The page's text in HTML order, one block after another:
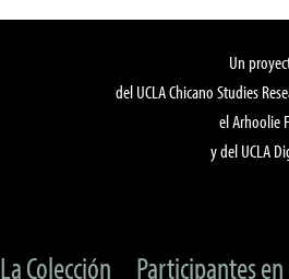
Un
del UCLA Chicano Studies
el Arhoolie
y del UCLA
La Colección Participantes